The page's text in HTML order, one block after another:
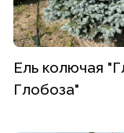
Ель колючая
Глобоза"